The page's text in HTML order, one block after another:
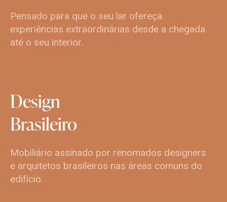
Pensado para que o seu lar ofereça
experiências extraordinárias desde a chegada
até o seu interior.
Design
Brasileiro
Mobiliário assinado por renomados designers
e arquitetos brasileiros nas áreas comuns do
edifício.